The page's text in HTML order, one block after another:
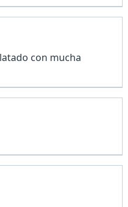
con mucha